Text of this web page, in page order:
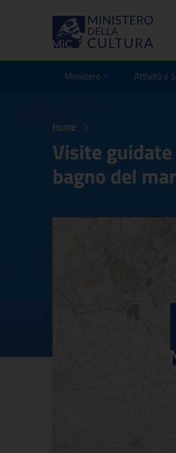
Ministero Attività e
Home
Visite
bagno del